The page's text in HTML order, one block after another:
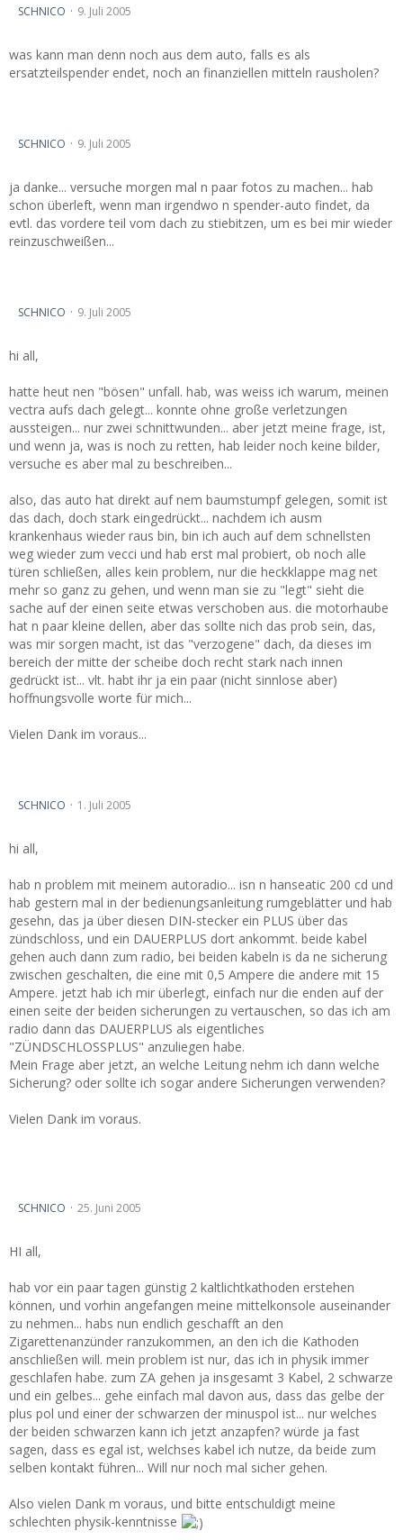
SCHNICO 9. Juli 2005
was kann man denn noch aus dem auto, falls es als
ersatzteilspender endet, noch an finanziellen mitteln rausholen?
SCHNICO 9. Juli 2005
ja danke... versuche morgen mal n paar fotos zu machen... hab
schon überleft, wenn man irgendwo n spender-auto findet, da
evtl. das vordere teil vom dach zu stiebitzen, um es bei mir wieder
reinzuschweißen...
SCHNICO 9. Juli 2005
hi all,
hatte heut nen "bösen" unfall. hab, was weiss ich warum, meinen
vectra aufs dach gelegt... konnte ohne große verletzungen
aussteigen... nur zwei schnittwunden... aber jetzt meine frage, ist,
und wenn ja, was is noch zu retten, hab leider noch keine bilder,
versuche es aber mal zu beschreiben...
also, das auto hat direkt auf nem baumstumpf gelegen, somit ist
das dach, doch stark eingedrückt... nachdem ich ausm
krankenhaus wieder raus bin, bin ich auch auf dem schnellsten
weg wieder zum vecci und hab erst mal probiert, ob noch alle
türen schließen, alles kein problem, nur die heckklappe mag net
mehr so ganz zu gehen, und wenn man sie zu "legt" sieht die
sache auf der einen seite etwas verschoben aus. die motorhaube
hat n paar kleine dellen, aber das sollte nich das prob sein, das,
was mir sorgen macht, ist das "verzogene" dach, da dieses im
bereich der mitte der scheibe doch recht stark nach innen
gedrückt ist... vlt. habt ihr ja ein paar (nicht sinnlose aber)
hoffnungsvolle worte für mich...
Vielen Dank im voraus...
SCHNICO 1. Juli 2005
hi all,
hab n problem mit meinem autoradio... isn n hanseatic 200 cd und
hab gestern mal in der bedienungsanleitung rumgeblätter und hab
gesehn, das ja über diesen DIN-stecker ein PLUS über das
zündschloss, und ein DAUERPLUS dort ankommt. beide kabel
gehen auch dann zum radio, bei beiden kabeln is da ne sicherung
zwischen geschalten, die eine mit 0,5 Ampere die andere mit 15
Ampere. jetzt hab ich mir überlegt, einfach nur die enden auf der
einen seite der beiden sicherungen zu vertauschen, so das ich am
radio dann das DAUERPLUS als eigentliches
"ZÜNDSCHLOSSPLUS" anzuliegen habe.
Mein Frage aber jetzt, an welche Leitung nehm ich dann welche
Sicherung? oder sollte ich sogar andere Sicherungen verwenden?
Vielen Dank im voraus.
SCHNICO 25. Juni 2005
HI all,
hab vor ein paar tagen günstig 2 kaltlichtkathoden erstehen
können, und vorhin angefangen meine mittelkonsole auseinander
zu nehmen... habs nun endlich geschafft an den
Zigarettenanzünder ranzukommen, an den ich die Kathoden
anschließen will. mein problem ist nur, das ich in physik immer
geschlafen habe. zum ZA gehen ja insgesamt 3 Kabel, 2 schwarze
und ein gelbes... gehe einfach mal davon aus, dass das gelbe der
plus pol und einer der schwarzen der minuspol ist... nur welches
der beiden schwarzen kann ich jetzt anzapfen? würde ja fast
sagen, dass es egal ist, welchses kabel ich nutze, da beide zum
selben kontakt führen... Will nur noch mal sicher gehen.
Also vielen Dank m voraus, und bitte entschuldigt meine
schlechten physik-kenntnisse